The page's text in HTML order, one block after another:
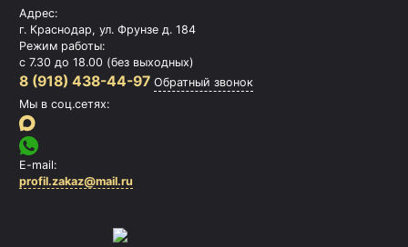
Адрес:
г. Краснодар, ул. Фрунзе д. 184
Режим работы:
с 7.30 до 18.00 (без выходных)
8 (918) 438-44-97 Обратный звонок
Мы в соц.сетях:
E-mail:
profil.zakaz@mail.ru